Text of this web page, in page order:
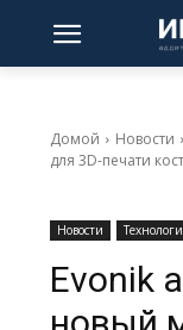
Домой Новости
для 3D-печати
Новости
Evonik